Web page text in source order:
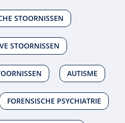
STOORNISSEN
STOORNISSEN
AUTISME
FORENSISCHE PSYCHIATRIE